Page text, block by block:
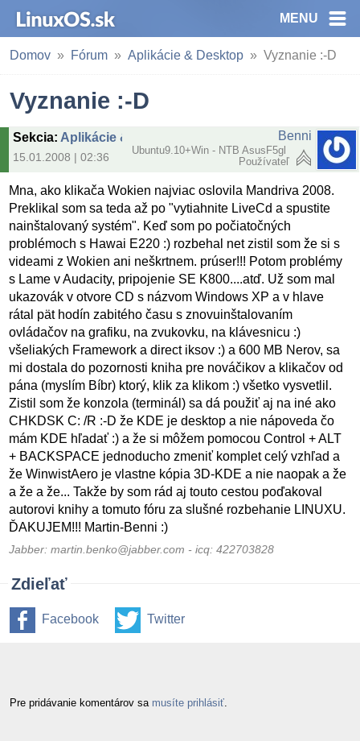
MENU
Domov Fórum Aplikácie & Desktop Vyznanie :-D
Vyznanie :-D
Sekcia: Aplikácie & Desktop
15.01.2008 | 02:36
Benni
Ubuntu9.10+Win - NTB AsusF5gl
Používateľ
Mna, ako klikača Wokien najviac oslovila Mandriva 2008.
Preklikal som sa teda až po "vytiahnite LiveCd a spustite
nainštalovaný systém". Keď som po počiatočných
problémoch s Hawai E220 :) rozbehal net zistil som že si s
videami z Wokien ani neškrtnem. prúser!!! Potom problémy
s Lame v Audacity, pripojenie SE K800....atď. Už som mal
ukazovák v otvore CD s názvom Windows XP a v hlave
rátal pät hodín zabitého času s znovuinštalovaním
ovládačov na grafiku, na zvukovku, na klávesnicu :)
všeliakých Framework a direct iksov :) a 600 MB Nerov, sa
mi dostala do pozornosti kniha pre nováčikov a klikačov od
pána (myslím Bíbr) ktorý, klik za klikom :) všetko vysvetlil.
Zistil som že konzola (terminál) sa dá použiť aj na iné ako
CHKDSK C: /R :-D že KDE je desktop a nie nápoveda čo
mám KDE hľadať :) a že si môžem pomocou Control + ALT
+ BACKSPACE jednoducho zmeniť komplet celý vzhľad a
že WinwistAero je vlastne kópia 3D-KDE a nie naopak a že
a že a že... Takže by som rád aj touto cestou poďakoval
autorovi knihy a tomuto fóru za slušné rozbehanie LINUXU.
ĎAKUJEM!!! Martin-Benni :)
Jabber: martin.benko@jabber.com - icq: 422703828
Zdieľať
Facebook Twitter
Pre pridávanie komentárov sa musíte prihlásiť